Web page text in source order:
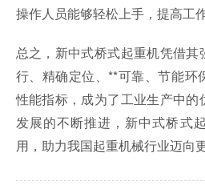
操作人员能够轻松上手，提高工作
总之，新中式桥式起重机凭借
行、精确定位、**可靠、节能环
性能指标，成为了工业生产中
发展的不断推进，新中式桥式
用，助力我国起重机械行业迈向